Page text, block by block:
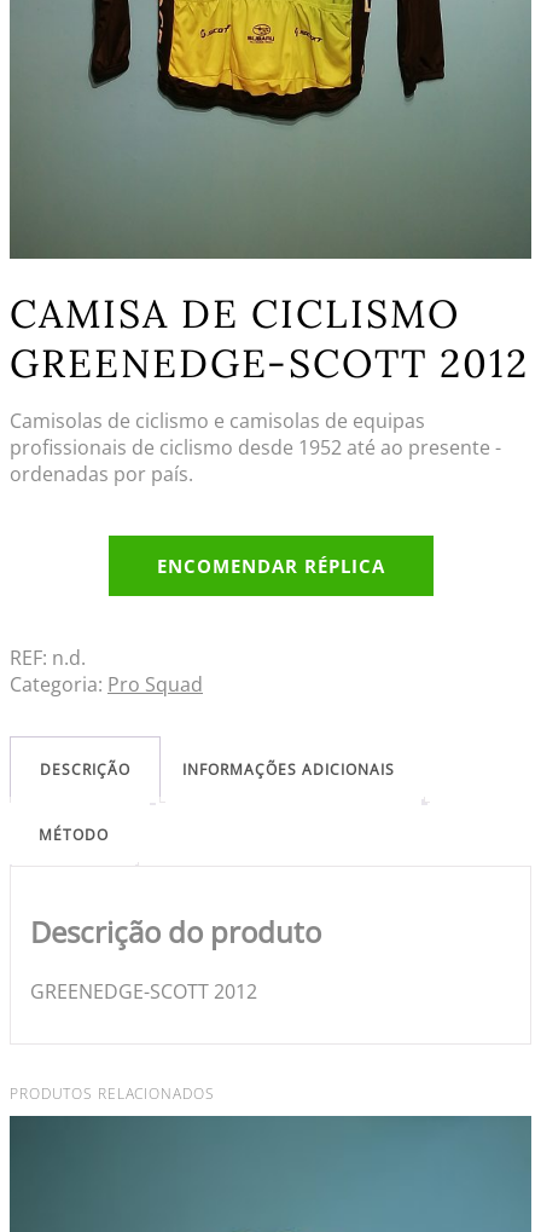
CAMISA DE CICLISMO
GREENEDGE-SCOTT 2012
Camisolas de ciclismo e camisolas de equipas
profissionais de ciclismo desde 1952 até ao presente -
ordenadas por país.
ENCOMENDAR RÉPLICA
REF: n.d.
Categoria: Pro Squad
DESCRIÇÃO INFORMAÇÕES ADICIONAIS
MÉTODO
Descrição do produto
GREENEDGE-SCOTT 2012
PRODUTOS RELACIONADOS